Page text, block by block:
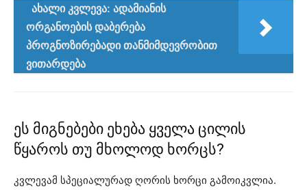
ახალი კვლევა: ადამიანის
ორგანოების დაბერება
პროგნოზირებადი თანმიმდევრობით
ვითარდება
ეს მიგნებები ეხება ყველა ცილის
წყაროს თუ მხოლოდ ხორცს?
კვლევამ სპეციალურად ღორის ხორცი გამოიკვლია.